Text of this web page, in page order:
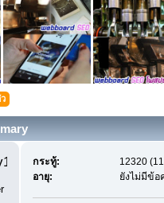
กระทู้:
12320
อายุ:
ยังไม่มีข้อ